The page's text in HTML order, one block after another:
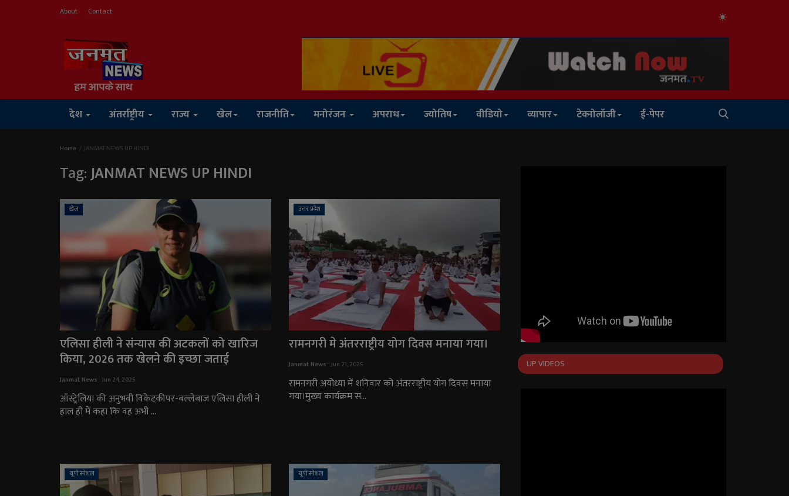
About Contact
देश अंतर्राष्ट्रीय राज्य खेल राजनीति मनोरंजन अपराध ज्योतिष वीडियो व्यापार टेक्नोलॉजी ई-पेपर
Home JANMAT NEWS UP HINDI
Tag:JANMAT NEWS UP HINDI
खेल
एलिसा हीली ने संन्यास की अटकलों को खारिज
किया, 2026 तक खेलने की इच्छा जताई
Janmat News Jun 24, 2025
ऑस्ट्रेलिया की अनुभवी विकेटकीपर-बल्लेबाज एलिसा हीली ने
हाल ही में कहा कि वह अभी ...
उत्तर प्रदेश
रामनगरी मे अंतरराष्ट्रीय योग दिवस मनाया गया।
Janmat News Jun 21, 2025
रामनगरी अयोध्या में शनिवार को अंतरराष्ट्रीय योग दिवस मनाया
गया।मुख्य कार्यक्रम स...
यूपी स्पेशल यूपी स्पेशल
UP VIDEOS